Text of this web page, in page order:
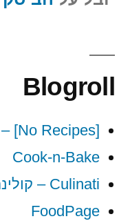
Blogroll
[No Recipes] – בלי מתכונים
Cook-n-Bake
Culinati – קולינתי
FoodPage